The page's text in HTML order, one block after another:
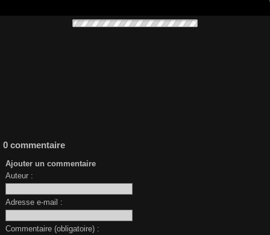
0 commentaire
Ajouter un commentaire
Auteur :
Adresse e-mail :
Commentaire (obligatoire) :